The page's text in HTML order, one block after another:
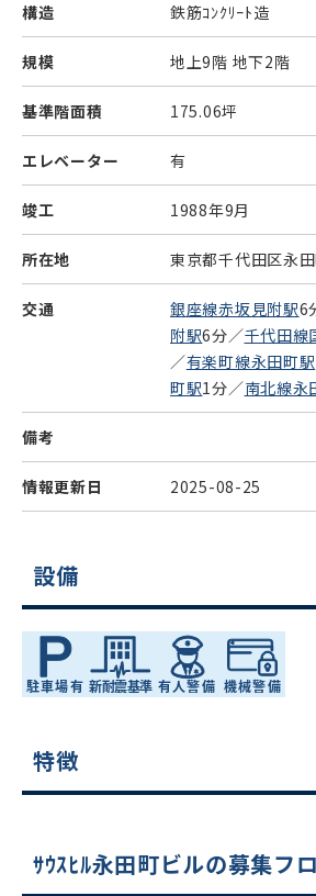
構造 鉄筋ｺﾝｸﾘｰﾄ造
規模 地上9階 地下2階
基準階面積 175.06坪
エレベーター 有
竣工 1988年9月
所在地 東京都千代田区永
交通 銀座線赤坂見附駅6
附駅6分／千代田線
／有楽町線永田町駅
町駅1分／南北線永
備考
情報更新日 2025-08-25
設備
特徴
ｻｳｽﾋﾙ永田町ビルの募集フ